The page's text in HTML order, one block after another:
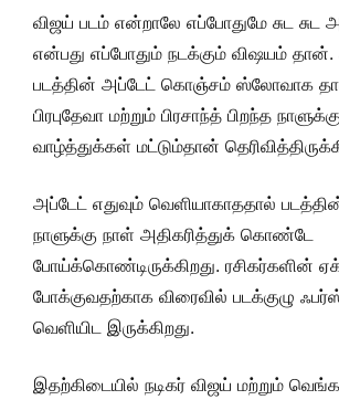
விஜய் படம் என்றாலே எப்போதுமே சுட சுட
என்பது எப்போதும் நடக்கும் விஷயம்
படத்தின் அப்டேட் கொஞ்சம் ஸ்லோவாக
பிரபுதேவா மற்றும் பிரசாந்த் பிறந்த
வாழ்த்துக்கள் மட்டும்தான்
அப்டேட் எதுவும் வெளியாகாததால்
நாளுக்கு நாள் அதிகரித்துக் கொண்டே
போய்க்கொண்டிருக்கிறது. ரசிகர்களின்
போக்குவதற்காக விரைவில் படக்குழு
வெளியிட இருக்கிறது.
இதற்கிடையில் நடிகர் விஜய் மற்றும் வெங்கட்